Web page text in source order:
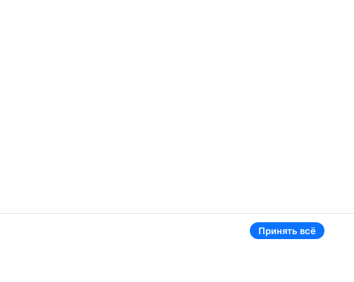
Принять всё